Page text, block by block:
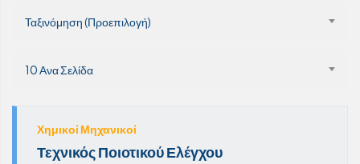
Ταξινόμηση (Προεπιλογή)
10 Ανα Σελίδα
Χημικοί Μηχανικοί
Τεχνικός Ποιοτικού Ελέγχου